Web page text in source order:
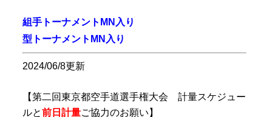
組手トーナメントMN入り
型トーナメントMN入り
2024/06/8更新
【第二回東京都空手道選手権大会 計量スケジュー
ルと前日計量ご協力のお願い】